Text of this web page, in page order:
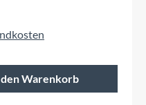
den gewünschten
Warenkorb